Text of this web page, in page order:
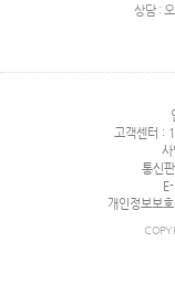
상담 :
고객센터 :
통신
개인정보보